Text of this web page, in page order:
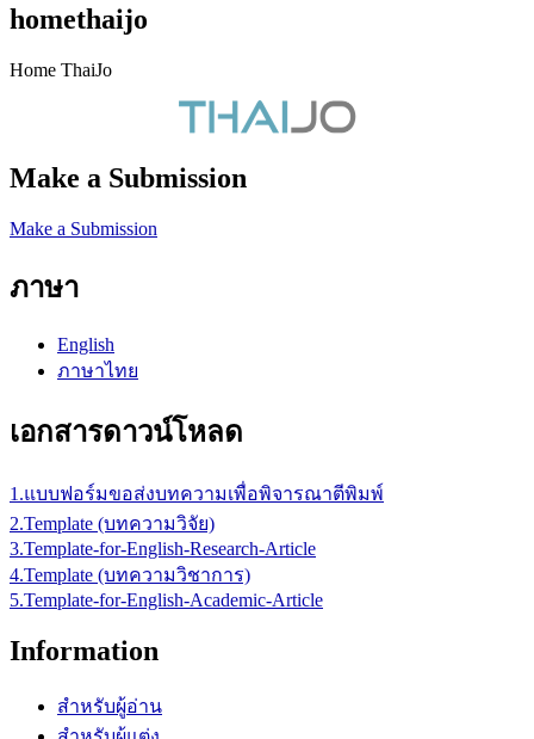
homethaijo
Home ThaiJo
Make a Submission
Make a Submission
ภาษา
English
ภาษาไทย
เอกสารดาวน์โหลด
1.แบบฟอร์มขอส่งบทความเพื่อพิจารณาตีพิมพ์
2.Template (บทความวิจัย)
3.Template-for-English-Research-Article
4.Template (บทความวิชาการ)
5.Template-for-English-Academic-Article
Information
สำหรับผู้อ่าน